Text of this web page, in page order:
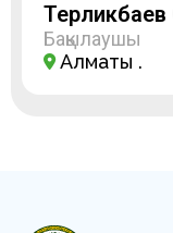
Бақылаушы
Алматы қ.